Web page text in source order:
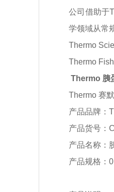
公司借助于
学领域从常
Thermo
Thermo
Thermo 胰
Thermo 赛
产品品牌：
产品货号：
产品名称：
产品规格：